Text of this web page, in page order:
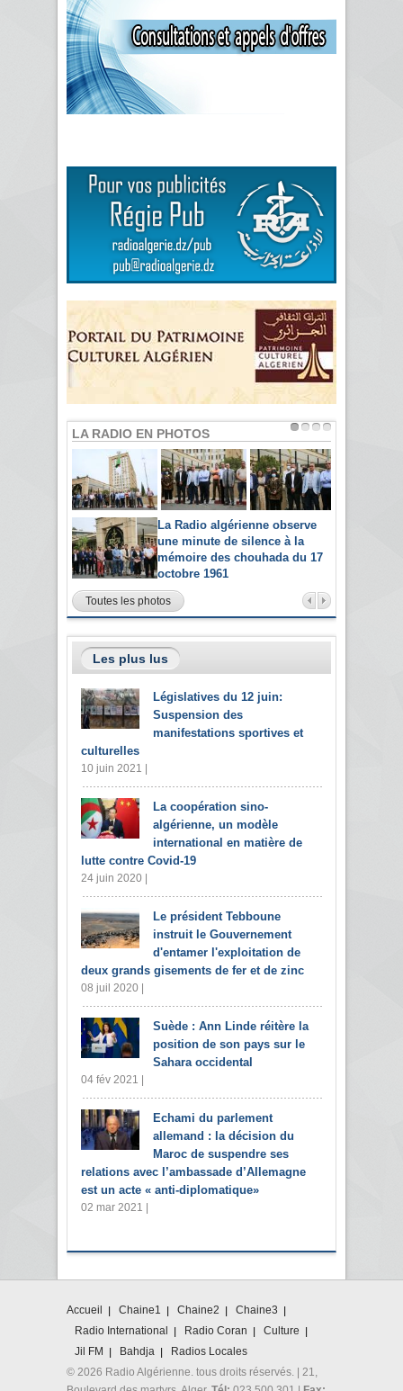
LA RADIO EN PHOTOS
La Radio algérienne observe
une minute de silence à la
mémoire des chouhada du 17
octobre 1961
Toutes les photos
Les plus lus
Législatives du 12 juin:
Suspension des
manifestations sportives et
culturelles
10 juin 2021 |
La coopération sino-
algérienne, un modèle
international en matière de
lutte contre Covid-19
24 juin 2020 |
Le président Tebboune
instruit le Gouvernement
d'entamer l'exploitation de
deux grands gisements de fer et de zinc
08 juil 2020 |
Suède : Ann Linde réitère la
position de son pays sur le
Sahara occidental
04 fév 2021 |
Echami du parlement
allemand : la décision du
Maroc de suspendre ses
relations avec l’ambassade d’Allemagne
est un acte « anti-diplomatique»
02 mar 2021 |
Accueil Chaine1 Chaine2
Chaine3
Radio International
Radio Coran
Culture
Jil FM
Bahdja
Radios Locales
© 2026 Radio Algérienne. tous droits réservés. | 21,